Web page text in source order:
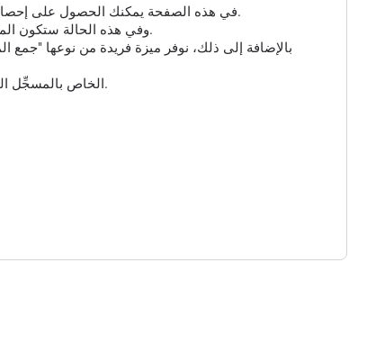
في هذه الصفحة يمكنك الحصول على إحصائيات مفصلة عن الزيارات إلى مسجلك الذي تم إنشاؤه. إذا لم تكن هناك معلومات هنا، فهذا يعني أنه لم ينقر أحد على الرابط الخاص بك حتى الآن.
بالنسبة للروابط القصيرة ومسجل GPS، يمكنك تمكين الخيار الإضافي "جمع البيانات الذكية" و "جمع بيانات GPS"، وفي هذه الحالة ستكون المعلومات حول الزائر أكثر تفصيلاً.
بالإضافة إلى ذلك، نوفر ميزة فريدة من نوعها "جمع
وأخيراً، يمكنك تخصيص عنوان URL للرابط القصير الخاص بك واختيار أحد النطاقات المتاحة. يُرجى ملاحظة أن عنوان URL الخاص بالمسجِّل القديم لن يعمل بعد الآن.